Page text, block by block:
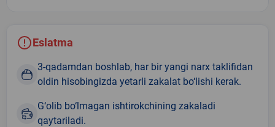
Eslatma
3-qadamdan boshlab, har bir yangi narx taklifidan
oldin hisobingizda yetarli zakalat bo‘lishi kerak.
G‘olib bo‘lmagan ishtirokchining zakaladi
qaytariladi.